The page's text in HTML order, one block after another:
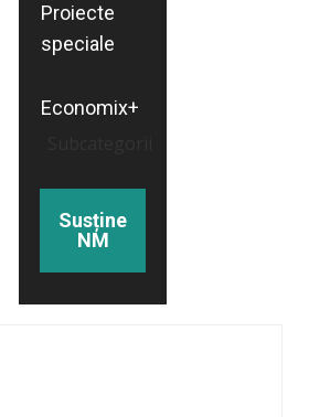
Proiecte
speciale
Economix+
Susține
NM